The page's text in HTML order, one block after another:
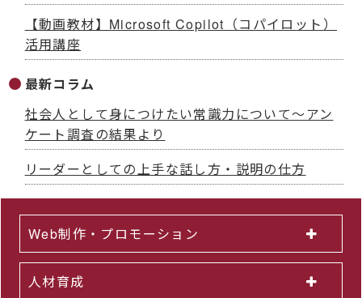
【動画教材】Microsoft Copilot（コパイロット）
活用講座
最新コラム
社会人として身につけたい常識力について～アン
ケート調査の結果より
リーダーとしての上手な話し方・説明の仕方
Web制作・プロモーション
人材育成